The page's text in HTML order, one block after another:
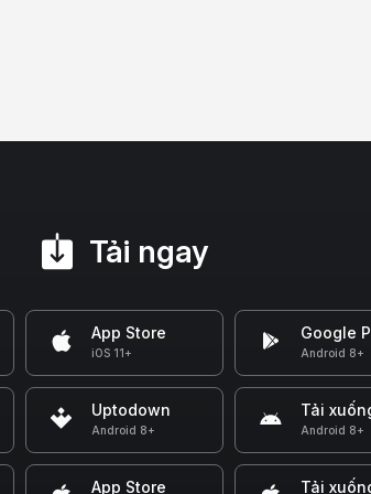
Tải ngay
App Store
iOS 11+
Google
Android 8+
Uptodown
Android 8+
Tải
Android 8+
App Store Tải